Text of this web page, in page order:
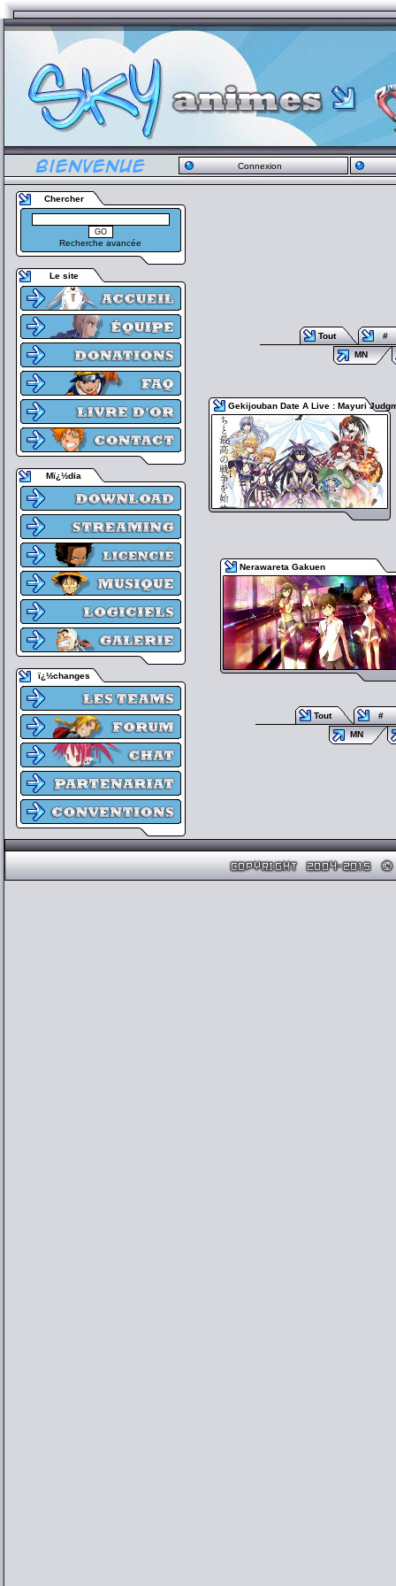
Connexion
Chercher
Recherche avancée
Le site
Mï¿½dia
ï¿½changes
Tout
#
MN
Gekijouban Date A Live : Mayuri
Nerawareta Gakuen
Tout
#
MN